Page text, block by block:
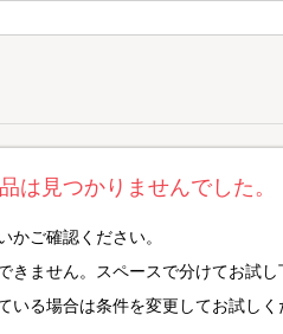
は見つかりませんでした。
かご確認ください。
きません。スペースで分けてお試し
いる場合は条件を変更してお試しく